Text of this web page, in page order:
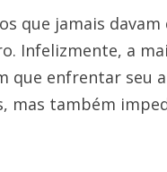
que jamais
Infelizmente, a
que enfrentar seu
mas também